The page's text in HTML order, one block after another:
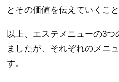
とその価値を伝えていくこ
以上、エステメニューの3
ましたが、それぞれのメニ
す。